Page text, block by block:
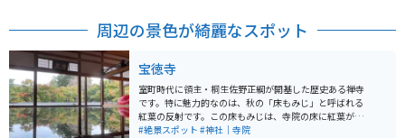
周辺の景色が綺麗なスポット
宝徳寺
室町時代に領主・桐生佐野正綱が開基した歴史ある禅寺
です。特に魅力的なのは、秋の「床もみじ」と呼ばれる
紅葉の反射です。この床もみじは、寺院の床に紅葉が映
し出される美しい光景で、毎年多くの観光客が訪れま
#絶景スポット #神社｜寺院